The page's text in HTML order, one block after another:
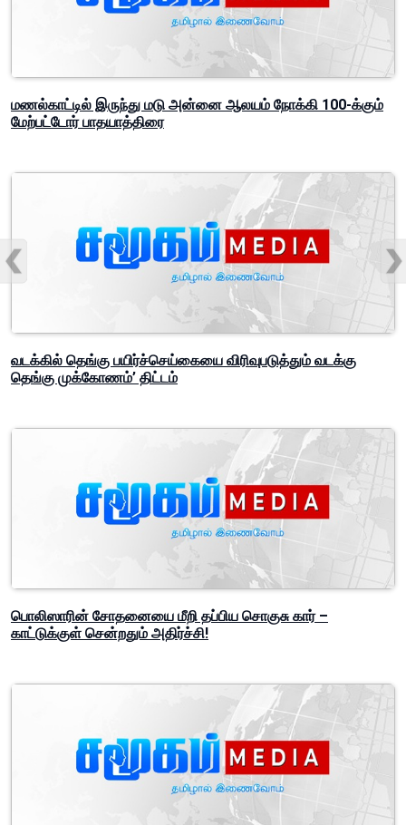
மணல்காட்டில் இருந்து மடு அன்னை ஆலயம் நோக்கி 100-க்கும்
மேற்பட்டோர் பாதயாத்திரை
வடக்கில் தெங்கு பயிர்ச்செய்கையை விரிவுபடுத்தும் வடக்கு
தெங்கு முக்கோணம்’ திட்டம்
பொலிஸாரின் சோதனையை மீறி தப்பிய சொகுசு கார் –
காட்டுக்குள் சென்றதும் அதிர்ச்சி!